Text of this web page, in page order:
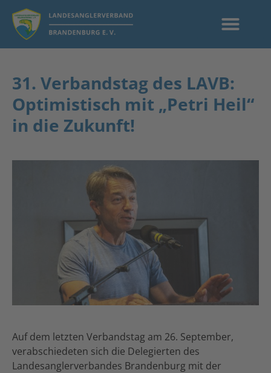
31. Verbandstag des LAVB:
Optimistisch mit „Petri Heil“
in die Zukunft!
Auf dem letzten Verbandstag am 26. September,
verabschiedeten sich die Delegierten des
Landesanglerverbandes Brandenburg mit der